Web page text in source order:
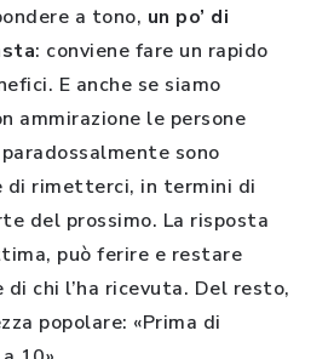
a tono, un po’ di
: conviene fare un rapido
E anche se siamo
ammirazione le persone
sono
di rimetterci, in termini di
del prossimo. La risposta
può ferire e restare
chi l’ha ricevuta. Del resto,
popolare: «Prima di